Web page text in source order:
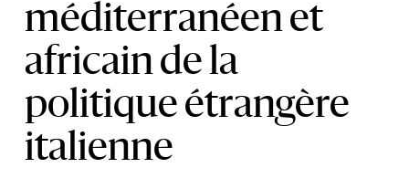
méditerranéen et
africain de la
politique étrangère
italienne